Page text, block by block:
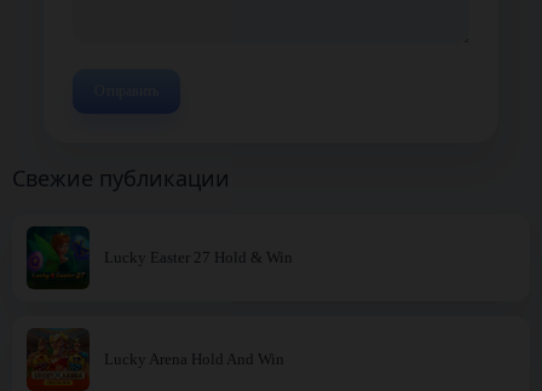
Свежие публикации
Lucky Easter 27 Hold & Win
Lucky Arena Hold And Win